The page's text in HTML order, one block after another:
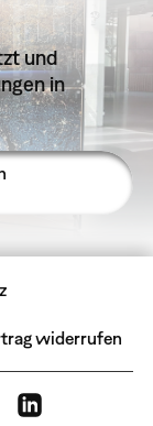
und
in
widerrufen